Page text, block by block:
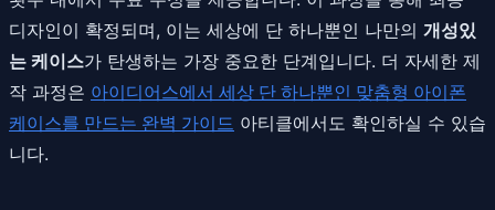
디자인이 확정되며, 이는 세상에 단 하나뿐인 나만의 개성있
는 케이스가 탄생하는 가장 중요한 단계입니다. 더 자세한 제
작 과정은 아이디어스에서 세상 단 하나뿐인 맞춤형 아이폰
케이스를 만드는 완벽 가이드 아티클에서도 확인하실 수 있습
니다.